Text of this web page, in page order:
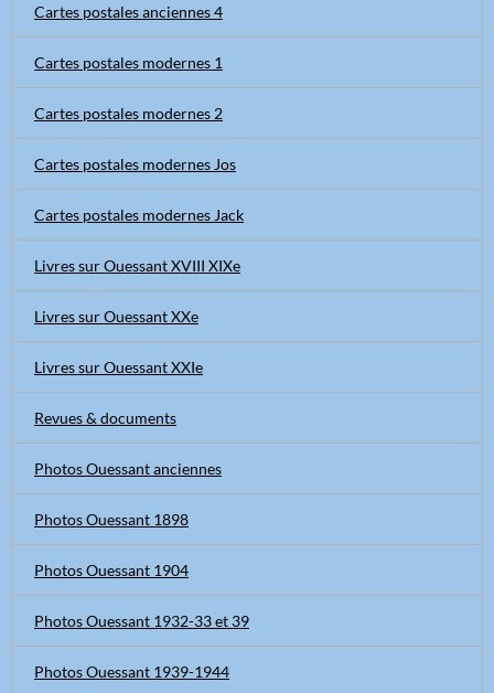
Cartes postales anciennes 4
Cartes postales modernes 1
Cartes postales modernes 2
Cartes postales modernes Jos
Cartes postales modernes Jack
Livres sur Ouessant XVIII XIXe
Livres sur Ouessant XXe
Livres sur Ouessant XXIe
Revues & documents
Photos Ouessant anciennes
Photos Ouessant 1898
Photos Ouessant 1904
Photos Ouessant 1932-33 et 39
Photos Ouessant 1939-1944